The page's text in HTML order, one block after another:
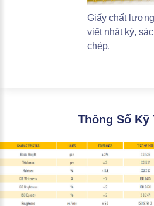
Giấy chất
viết nhật ký,
chép.
Thông Số Kỹ